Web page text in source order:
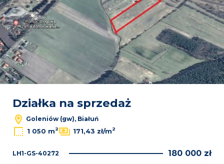
Działka na sprzedaż
Goleniów (gw), Białuń
1 050 m2 171,43 zł/m2
LH1-GS-40272 180 000 zł